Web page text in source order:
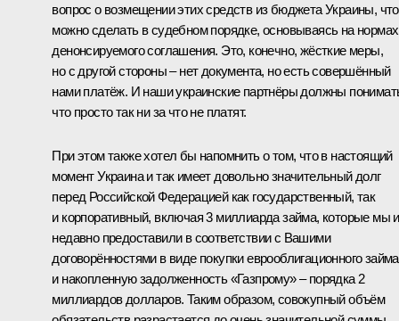
вопрос о возмещении этих средств из бюджета Украины, что
можно сделать в судебном порядке, основываясь на нормах
денонсируемого соглашения. Это, конечно, жёсткие меры,
но с другой стороны – нет документа, но есть совершённый
нами платёж. И наши украинские партнёры должны
что просто так ни за что не платят.
При этом также хотел бы напомнить о том, что в настоящий
момент Украина и так имеет довольно значительный долг
перед Российской Федерацией как государственный, так
и корпоративный, включая 3 миллиарда займа, которые мы
недавно предоставили в соответствии с Вашими
договорённостями в виде покупки еврооблигационного
и накопленную задолженность «Газпрому» – порядка 2
миллиардов долларов. Таким образом, совокупный объём